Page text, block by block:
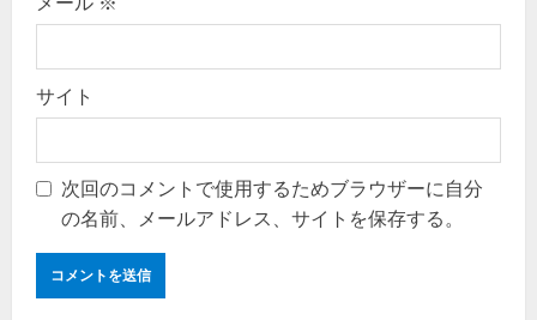
サイト
次回のコメントで使用するためブラウザーに自分
の名前、メールアドレス、サイトを保存する。